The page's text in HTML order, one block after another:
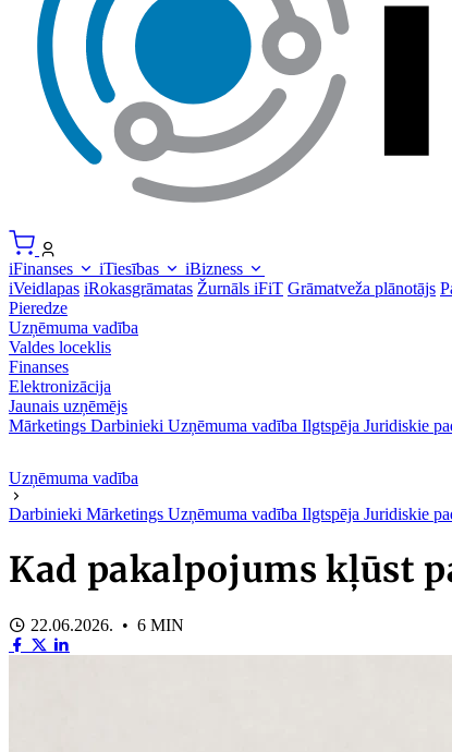
iFinanses iTiesības
iBizness
iVeidlapas iRokasgrāmatas Žurnāls iFiT Grāmatveža plānotājs
Pieredze
Uzņēmuma vadība
Valdes loceklis
Finanses
Elektronizācija
Jaunais uzņēmējs
Mārketings Darbinieki Uzņēmuma vadība Ilgtspēja Juridiskie
Uzņēmuma vadība
Darbinieki Mārketings Uzņēmuma vadība Ilgtspēja Juridiskie
Kad pakalpojums kļūst
22.06.2026. • 6 MIN